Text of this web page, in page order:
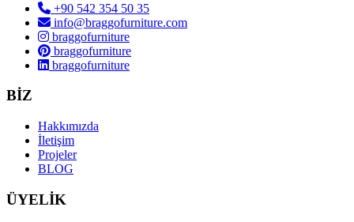
+90 542 354 50 35
info@braggofurniture.com
braggofurniture
braggofurniture
braggofurniture
BİZ
Hakkımızda
İletişim
Projeler
BLOG
ÜYELİK